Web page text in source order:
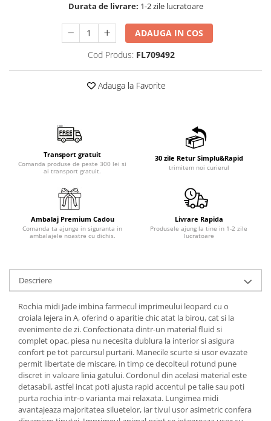
Durata de livrare: 1-2 zile lucratoare
ADAUGA IN COS
Cod Produs: FL709492
Adauga la Favorite
Transport gratuit
Comanda produse de peste 300 lei si
ai transport gratuit.
30 zile Retur Simplu&Rapid
trimitem noi curierul
Ambalaj Premium Cadou
Comanda ta ajunge in siguranta in
ambalajele noastre cu dichis.
Livrare Rapida
Produsele ajung la tine in 1-2 zile
lucratoare
Descriere
Rochia midi Jade imbina farmecul imprimeului leopard cu o
croiala lejera in A, oferind o aparitie chic atat la birou, cat si la
evenimente de zi. Confectionata dintr-un material fluid si
complet opac, piesa nu necesita dublura la interior si asigura
confort pe tot parcursul purtarii. Manecile scurte si usor evazate
permit libertate de miscare, in timp ce decolteul rotund pune
discret in valoare linia gatului. Cordonul din acelasi material este
detasabil, astfel incat poti ajusta rapid accentul pe talie sau poti
purta rochia intr-o varianta mai relaxata. Lungimea midi
avantajeaza majoritatea siluetelor, iar tivul usor asimetric confera